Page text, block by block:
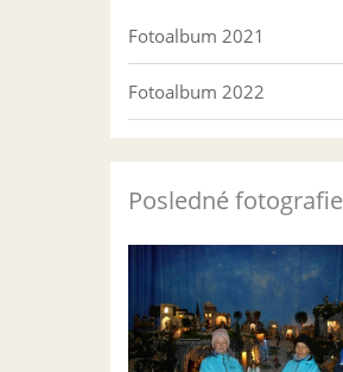
Fotoalbum 2021
Fotoalbum 2022
Posledné fotografie